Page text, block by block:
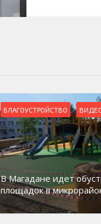
БЛАГОУСТРОЙСТВО
В Магадане идет
площадок в